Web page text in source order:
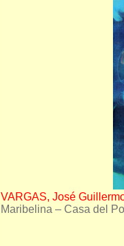
VARGAS, José
Maribelina – Casa del